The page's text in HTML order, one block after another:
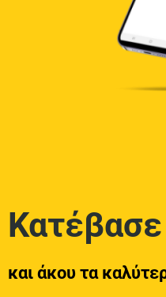
και άκου τα